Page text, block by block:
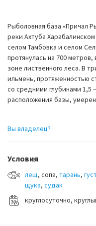
Рыболовная база «Причал
реки Ахтуба
селом Тамбовка и селом
протянулась на 700
зоне лиственного леса. В
ильмень, протяженностью
со средними глубинами 1,5
расположения базы,
Вы владелец?
Условия
лещ, сопа, тарань,
щука, судак
круглосуточно,